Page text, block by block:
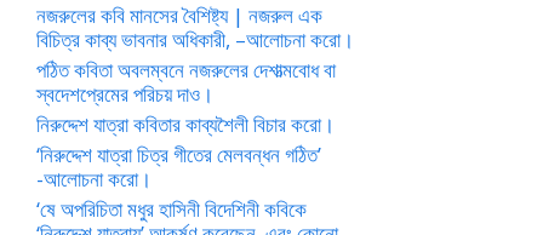
নজরুলের কবি মানসের বৈশিষ্ট্য | নজরুল এক
বিচিত্র কাব্য ভাবনার অধিকারী, –আলোচনা করো।
পঠিত কবিতা অবলম্বনে নজরুলের দেশাত্মবোধ বা
স্বদেশপ্রেমের পরিচয় দাও।
নিরুদ্দেশ যাত্রা কবিতার কাব্যশৈলী বিচার করো।
‘নিরুদ্দেশ যাত্রা চিত্র গীতের মেলবন্ধন গঠিত’
-আলোচনা করো।
‘ষে অপরিচিতা মধুর হাসিনী বিদেশিনী কবিকে